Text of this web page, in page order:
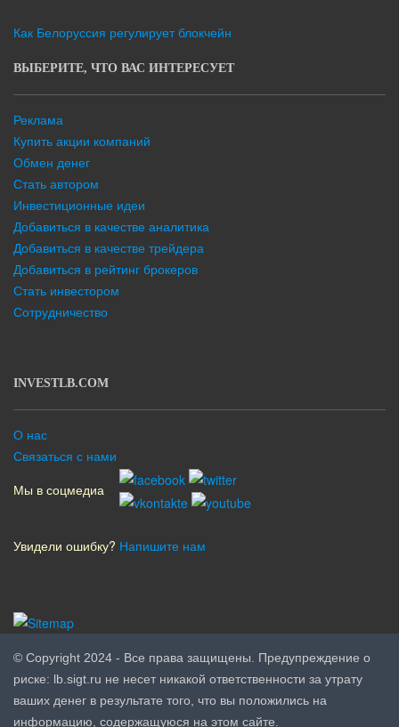
Как Белоруссия регулирует блокчейн
ВЫБЕРИТЕ, ЧТО ВАС ИНТЕРЕСУЕТ
Реклама
Купить акции компаний
Обмен денег
Стать автором
Инвестиционные идеи
Добавиться в качестве аналитика
Добавиться в качестве трейдера
Добавиться в рейтинг брокеров
Стать инвестором
Сотрудничество
INVESTLB.COM
О нас
Связаться с нами
Мы в соцмедиа
Увидели ошибку? Напишите нам
© Copyright 2024 - Все права защищены. Предупреждение о
риске: lb.sigt.ru не несет никакой ответственности за утрату
ваших денег в результате того, что вы положились на
информацию, содержащуюся на этом сайте.